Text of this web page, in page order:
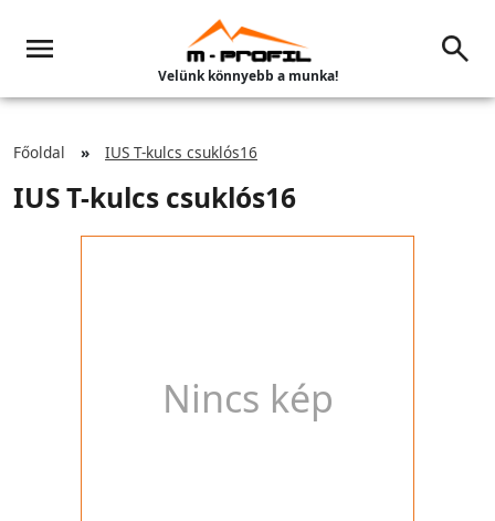
Velünk könnyebb a munka!
Főoldal IUS T-kulcs csuklós16
IUS T-kulcs csuklós16
Nincs kép